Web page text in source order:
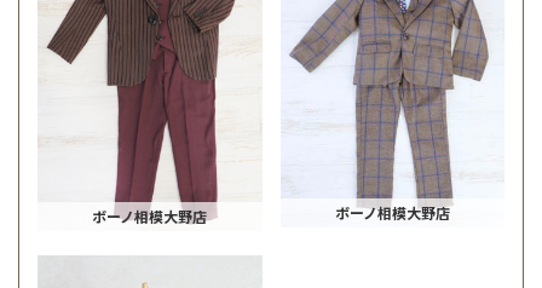
ボーノ相模大野店 ボーノ相模大野店